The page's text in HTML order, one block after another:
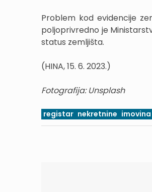
Problem kod evidencije
poljoprivredno je
status zemljišta.
(HINA, 15. 6. 2023.)
Fotografija: Unsplash
registar nekretnine imovina